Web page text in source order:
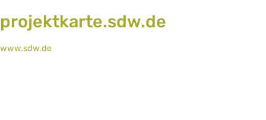
projektkarte.sdw.de
www.sdw.de